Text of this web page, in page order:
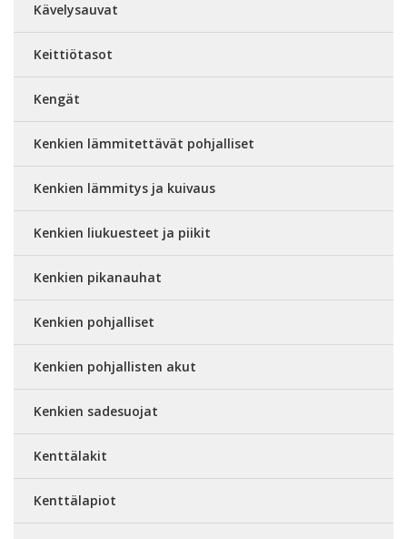
Kävelysauvat
Keittiötasot
Kengät
Kenkien lämmitettävät pohjalliset
Kenkien lämmitys ja kuivaus
Kenkien liukuesteet ja piikit
Kenkien pikanauhat
Kenkien pohjalliset
Kenkien pohjallisten akut
Kenkien sadesuojat
Kenttälakit
Kenttälapiot